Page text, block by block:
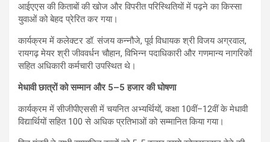
आईएएस की किताबों की खोज और विपरीत परिस्थितियों में पढ़ने का किस्सा
युवाओं को बेहद प्रेरित कर गया।
कार्यक्रम में कलेक्टर डॉ. संजय कन्नौजे, पूर्व विधायक श्री विजय अग्रवाल,
रायगढ़ मेयर श्री जीववर्धन चौहान, विभिन्न पदाधिकारी और गणमान्य नागरिकों
सहित अधिकारी कर्मचारी उपस्थित थे।
मेधावी छात्रों को सम्मान और 5–5 हजार की घोषणा
कार्यक्रम में सीजीपीएससी में चयनित अभ्यर्थियों, कक्षा 10वीं–12वीं के मेधावी
विद्यार्थियों सहित 100 से अधिक प्रतिभाओं को सम्मानित किया गया।